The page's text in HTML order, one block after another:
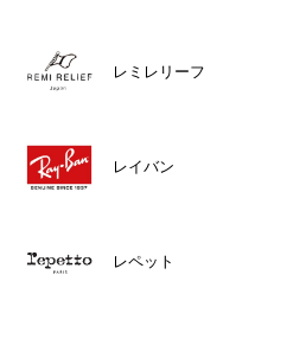
レミレリーフ
レイバン
レペット